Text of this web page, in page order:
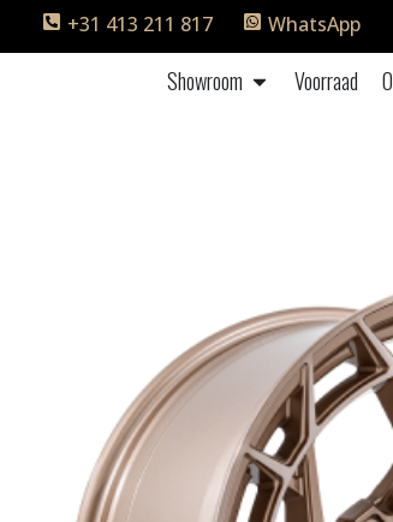
+31 413 211 817 WhatsApp
Showroom Voorraad